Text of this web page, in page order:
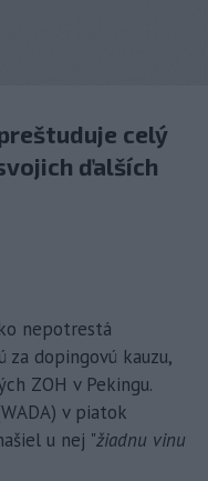
celý
ďalších
nepotrestá
za dopingovú kauzu,
ZOH v Pekingu.
v piatok
u nej "žiadnu vinu